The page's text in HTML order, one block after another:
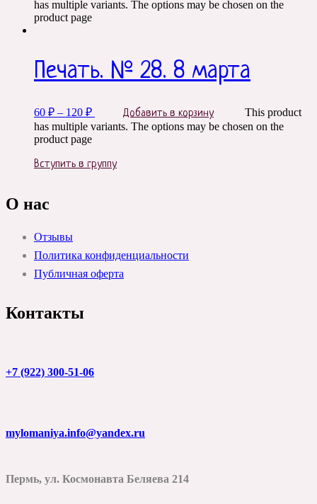
has multiple variants. The options may be chosen on the
product page
Печать. № 28. 8 марта
60 ₽ – 120 ₽ Добавить в корзину
This product
has multiple variants. The options may be chosen on the
product page
Вступить в группу
О нас
Отзывы
Политика конфиденциальности
Публичная оферта
Контакты
+7 (922) 300-51-06
mylomaniya.info@yandex.ru
Пермь, ул. Космонавта Беляева 214